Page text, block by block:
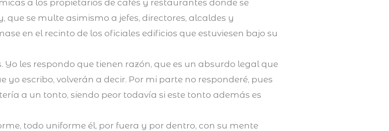
a los propietarios de cafés y restaurantes donde se
que se multe asimismo a jefes, directores, alcaldes y
en el recinto de los oficiales edificios que estuviesen bajo su
Yo les respondo que tienen razón, que es un absurdo legal que
yo escribo, volverán a decir. Por mi parte no responderé, pues
a un tonto, siendo peor todavía si este tonto además es
todo uniforme él, por fuera y por dentro, con su mente